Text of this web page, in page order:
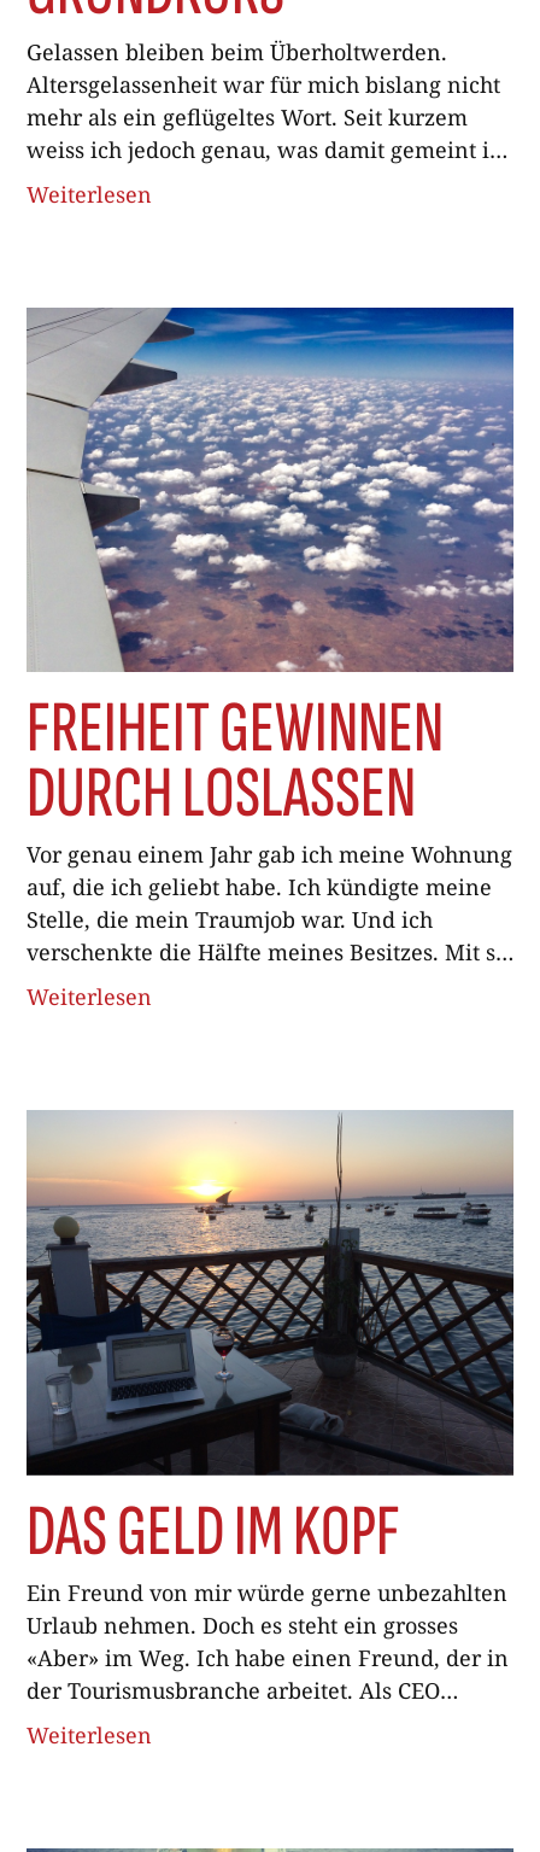
Gelassen bleiben beim Überholtwerden.
Altersgelassenheit war für mich bislang nicht
mehr als ein geflügeltes Wort. Seit kurzem
weiss ich jedoch genau, was damit gemeint ist.
Die Erkenntnis ereilte mich in der Fahrschule,
­älteste Teilnehmerin. Die anderen
Kursbesucher hätten alle meine
Weiterlesen
FREIHEIT GEWINNEN
DURCH LOSLASSEN
Vor genau einem Jahr gab ich meine Wohnung
auf, die ich geliebt habe. Ich kündigte meine
Stelle, die mein Traumjob war. Und ich
verschenkte die Hälfte meines Besitzes. Mit so
wenig Hab und Gut wie nie zuvor zog ich in
und ich musste
Weiterlesen
DAS GELD IM KOPF
Ein Freund von mir würde gerne unbezahlten
Urlaub nehmen. Doch es steht ein grosses
«Aber» im Weg. Ich habe einen Freund, der in
der Tourismusbranche arbeitet. Als CEO
bezieht er einen satten Lohn, und ich glaube,
Weiterlesen